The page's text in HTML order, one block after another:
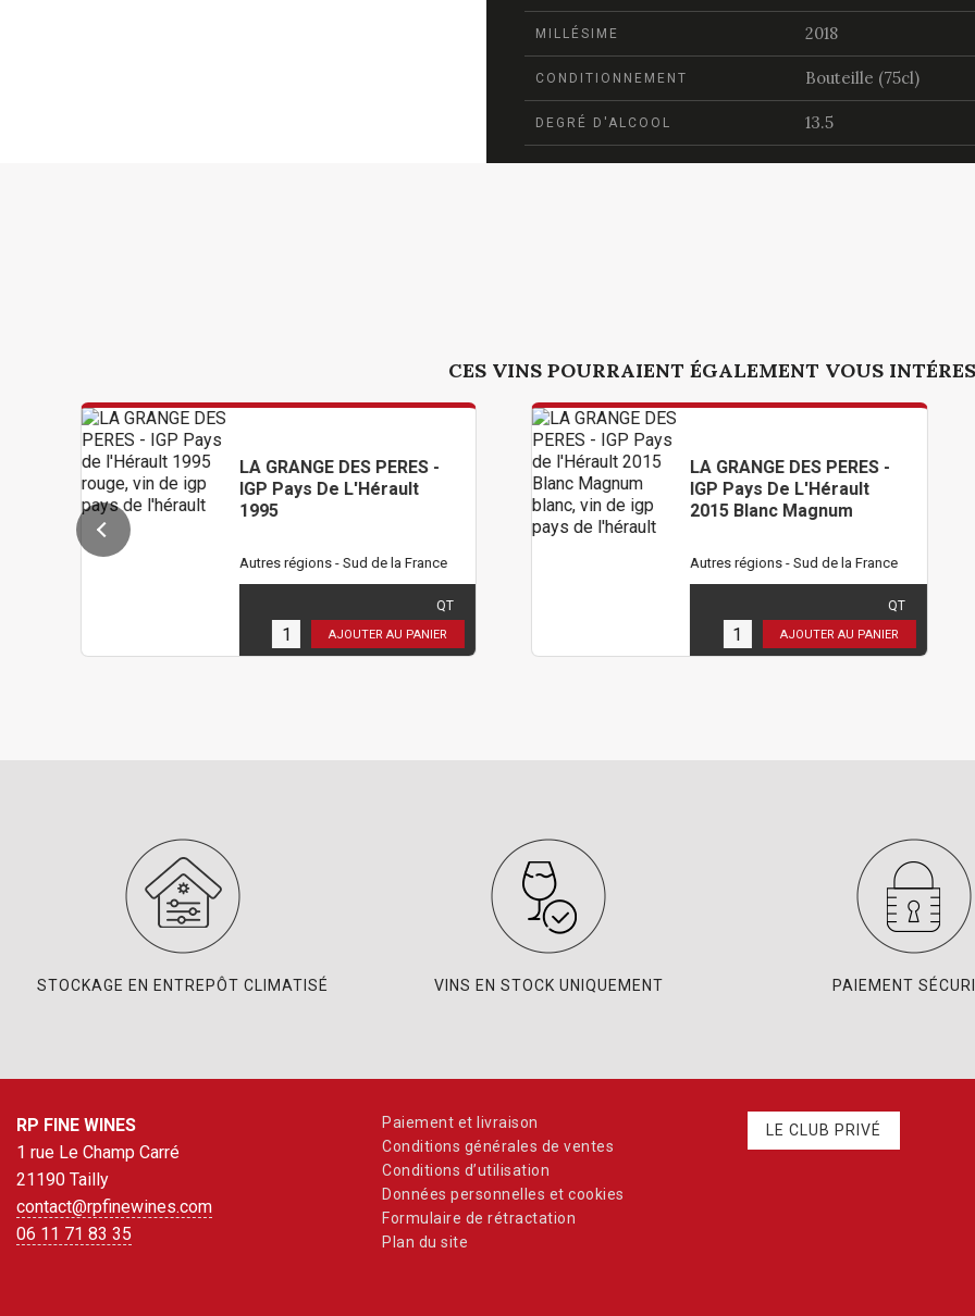
MILLÉSIME 2018
CONDITIONNEMENT Bouteille (75cl)
DEGRÉ D'ALCOOL 13.5
CES VINS POURRAIENT ÉGALEMENT VOUS
LA GRANGE DES PERES -
IGP Pays De L'Hérault
1995
Autres régions - Sud de la France
AJOUTER AU PANIER
LA GRANGE DES PERES -
IGP Pays De L'Hérault
2015 Blanc Magnum
Autres régions - Sud de la France
AJOUTER AU PANIER
STOCKAGE EN ENTREPÔT CLIMATISÉ VINS EN STOCK UNIQUEMENT PAIEMENT
RP FINE WINES
1 rue Le Champ Carré
21190 Tailly
contact@rpfinewines.com
06 11 71 83 35
Paiement et livraison
Conditions générales de ventes
Conditions d’utilisation
Données personnelles et cookies
Formulaire de rétractation
Plan du site
LE CLUB PRIVÉ